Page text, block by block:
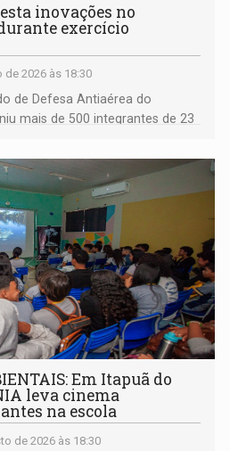
inovações no
exercício
de 2026 às 18:30
de Defesa Antiaérea do
mais de 500 integrantes de 23
Em Itapuã do
leva cinema
na escola
de 2026 às 18:30